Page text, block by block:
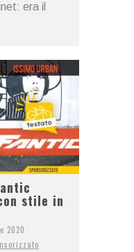
era il
stile in
2020